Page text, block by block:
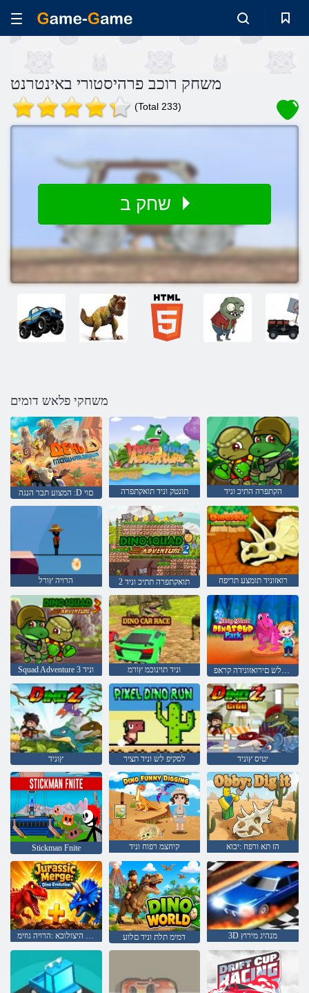
משחק רוכב פרהיסטורי באינטרנט
(Total 233)
משחקי פלאש דומים
המצוע תבר הנגה :D םוי תונטק וניד תואקתפרה הקתפרה התיכ וניד
הרויה ץורל 2 תואקתפרה תתיכ וניד רואזוניד תומצע תריפח
Squad Adventure 3 וניד וניד תוינוכמ ץורמ זול יבייב לש םירואזונידה קראפ
ץוניד לסקיפ לש וניד תציר יטיס ץוניד
Stickman Fnite קיחצמ רפוח וניד הז תא ורפח :יבוא
וניד לש היצולובא :הרויה גוזימ דמימ תלת וניד םלוע 3D מנהיג מירוץ